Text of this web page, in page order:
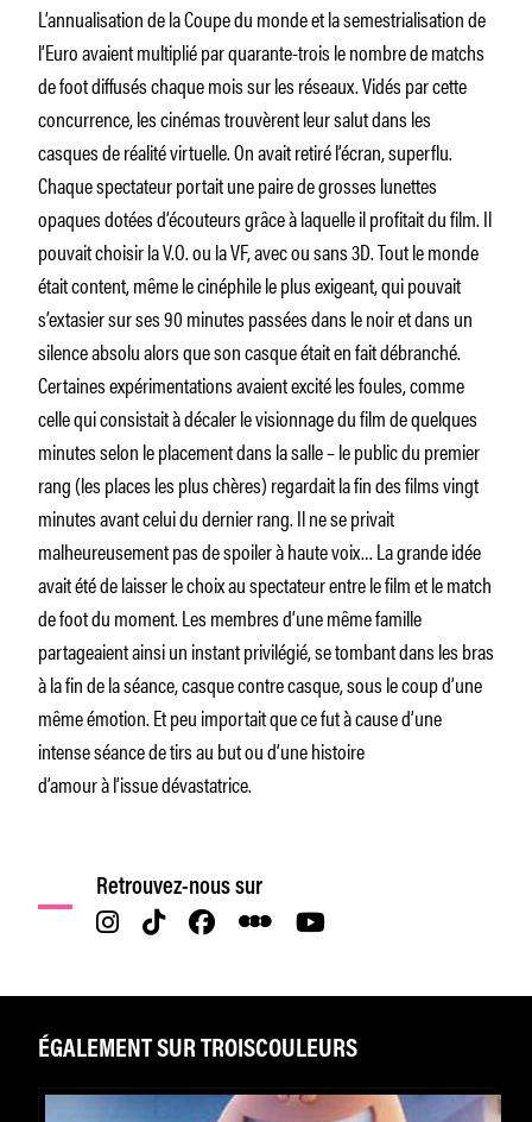
L’annualisation de la Coupe du monde et la semestrialisation de
l’Euro avaient multiplié par quarante-trois le nombre de matchs
de foot diffusés chaque mois sur les réseaux. Vidés par cette
concurrence, les cinémas trouvèrent leur salut dans les
casques de réalité virtuelle. On avait retiré l’écran, superflu.
Chaque spectateur portait une paire de grosses lunettes
opaques dotées d’écouteurs grâce à laquelle il profitait du film. Il
pouvait choisir la V.O. ou la VF, avec ou sans 3D. Tout le monde
était content, même le cinéphile le plus exigeant, qui pouvait
s’extasier sur ses 90 minutes passées dans le noir et dans un
silence absolu alors que son casque était en fait débranché.
Certaines expérimentations avaient excité les foules, comme
celle qui consistait à décaler le visionnage du film de quelques
minutes selon le placement dans la salle – le public du premier
rang (les places les plus chères) regardait la fin des films vingt
minutes avant celui du dernier rang. Il ne se privait
malheureusement pas de spoiler à haute voix… La grande idée
avait été de laisser le choix au spectateur entre le film et le match
de foot du moment. Les membres d’une même famille
partageaient ainsi un instant privilégié, se tombant dans les bras
à la fin de la séance, casque contre casque, sous le coup d’une
même émotion. Et peu importait que ce fut à cause d’une
intense séance de tirs au but ou d’une histoire
d’amour à l’issue dévastatrice.
Retrouvez-nous sur
ÉGALEMENT SUR TROISCOULEURS